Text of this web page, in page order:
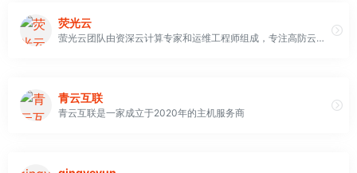
荧光云
萤光云团队由资深云计算专家和运维工程师组成，专注高防云计算服务、数据中心基础业务的深度开发与运营。依托全国数据中心集群资源，基于当前先进架构构建的云计算服务平台， SSD级存储设备确保高性能I/O，利用Ceph分布式存储实现自动冗余保障高可用，多线BGP网络资源实现访问的顺畅，T+级的DDoS防护坚如磐石。萤光云提供实时快照备份/回滚、私有网络、镜像等功能， 帮助企业/开发者构建和运维更加高效、可靠、敏捷的商业级IT部署解决方案，有效降低总体拥有成本(TCO)和运维支出
青云互联
青云互联是一家成立于2020年的主机服务商